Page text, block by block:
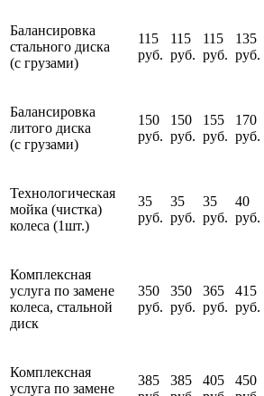
Балансировка
стального диска
(с грузами)
115
руб.
115
руб.
115
руб.
135
руб.
Балансировка
литого диска
(с грузами)
150
руб.
150
руб.
155
руб.
170
руб.
Технологическая
мойка (чистка)
колеса (1шт.)
35
руб.
35
руб.
35
руб.
40
руб.
Комплексная
услуга по замене
колеса, стальной
диск
350
руб.
350
руб.
365
руб.
415
руб.
Комплексная
услуга по замене
385
385
405
450